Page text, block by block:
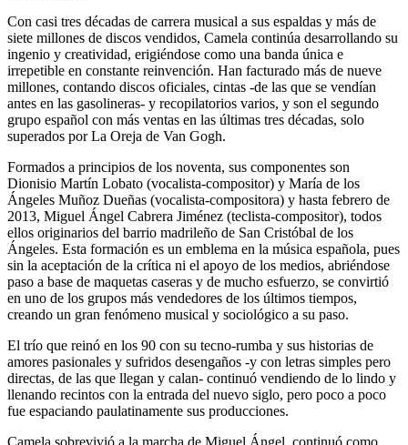
Con casi tres décadas de carrera musical a sus espaldas y más de
siete millones de discos vendidos, Camela continúa desarrollando su
ingenio y creatividad, erigiéndose como una banda única e
irrepetible en constante reinvención. Han facturado más de nueve
millones, contando discos oficiales, cintas -de las que se vendían
antes en las gasolineras- y recopilatorios varios, y son el segundo
grupo español con más ventas en las últimas tres décadas, solo
superados por La Oreja de Van Gogh.
Formados a principios de los noventa, sus componentes son
Dionisio Martín Lobato (vocalista-compositor) y María de los
Ángeles Muñoz Dueñas (vocalista-compositora) y hasta febrero de
2013, Miguel Ángel Cabrera Jiménez (teclista-compositor), todos
ellos originarios del barrio madrileño de San Cristóbal de los
Ángeles. Esta formación es un emblema en la música española, pues
sin la aceptación de la crítica ni el apoyo de los medios, abriéndose
paso a base de maquetas caseras y de mucho esfuerzo, se convirtió
en uno de los grupos más vendedores de los últimos tiempos,
creando un gran fenómeno musical y sociológico a su paso.
El trío que reinó en los 90 con su tecno-rumba y sus historias de
amores pasionales y sufridos desengaños -y con letras simples pero
directas, de las que llegan y calan- continuó vendiendo de lo lindo y
llenando recintos con la entrada del nuevo siglo, pero poco a poco
fue espaciando paulatinamente sus producciones.
Camela sobrevivió a la marcha de Miguel Ángel, continuó como